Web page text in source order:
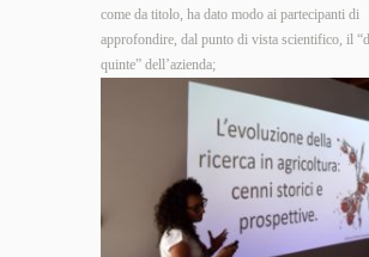
come da titolo, ha dato modo ai partecipanti di
approfondire, dal punto di vista scientifico, il
quinte” dell’azienda;